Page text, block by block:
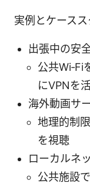
実例とケースス
出張中の安
公共Wi‑Fi
にVPNを
海外動画サ
地理的制
を視聴
ローカルネ
公共施設